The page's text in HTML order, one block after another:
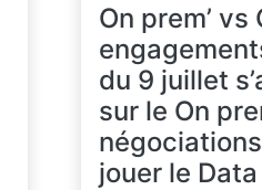
On prem’ vs
du 9 juillet
sur le On
jouer le